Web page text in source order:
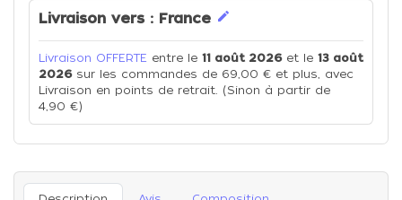
Livraison vers : France edit
Livraison OFFERTE entre le 11 août 2026et le 13 août
2026sur les commandes de 69,00 € et plus, avec
Livraison en points de retrait. (Sinon à partir de
4,90 €)